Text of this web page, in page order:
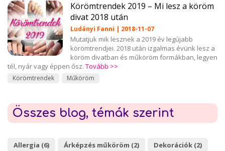
Körömtrendek 2019 – Mi lesz a köröm
divat 2018 után
Ludányi Fanni | 2018-11-07
Mutatjuk mik lesznek a 2019 év legújabb
körömtrendjei. 2018 után izgalmas évünk lesz a
köröm divatban és műköröm formákban, legyen
tél, nyár vagy éppen ősz. Tovább >>
Körömtrendek Műköröm
Összes blog, témák szerint
Allergia (6) Árképzés műköröm (2)
Dekorációk (2)